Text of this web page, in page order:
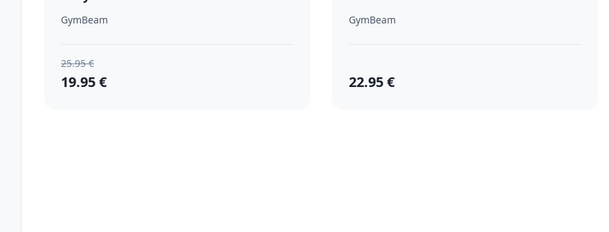
GymBeam
25.95 €
19.95 €
GymBeam
22.95 €